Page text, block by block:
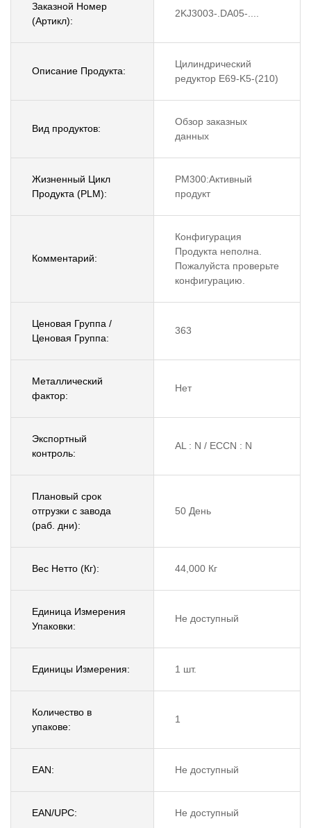
Заказной Номер
(Артикл):
2KJ3003-.DA05-....
Описание Продукта:
Цилиндрический
редуктор E69-K5-(210)
Вид продуктов:
Обзор заказных
данных
Жизненный Цикл
Продукта (PLM):
PM300:Активный
продукт
Комментарий:
Конфигурация
Продукта неполна.
Пожалуйста проверьте
конфигурацию.
Ценовая Группа /
Ценовая Группа:
363
Металлический
фактор:
Нет
Экспортный
контроль:
AL : N / ECCN : N
Плановый срок
отгрузки с завода
(раб. дни):
50 День
Вес Нетто (Кг): 44,000 Кг
Единица Измерения
Упаковки:
Не доступный
Единицы Измерения: 1 шт.
Количество в
упакове:
1
EAN: Не доступный
EAN/UPC: Не доступный